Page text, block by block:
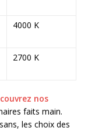
4000 K
2700 K
nos
faits main.
les choix des